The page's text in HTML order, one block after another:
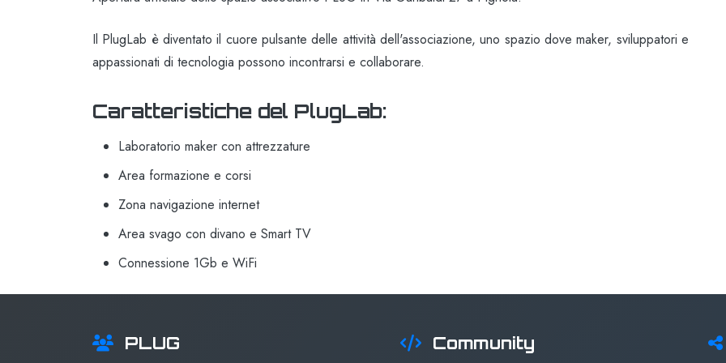
Il PlugLab è diventato il cuore pulsante delle attività dell'associazione, uno spazio dove maker, sviluppatori e
appassionati di tecnologia possono incontrarsi e collaborare.
Caratteristiche del PlugLab:
Laboratorio maker con attrezzature
Area formazione e corsi
Zona navigazione internet
Area svago con divano e Smart TV
Connessione 1Gb e WiFi
PLUG Community